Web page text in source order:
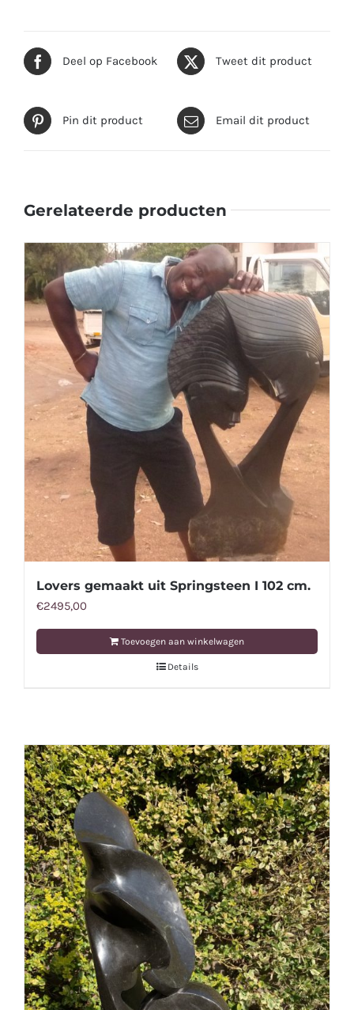
Deel op Facebook Tweet dit product
Pin dit product Email dit product
Gerelateerde producten
Lovers gemaakt uit Springsteen I 102 cm.
€2495,00
Toevoegen aan winkelwagen
Details